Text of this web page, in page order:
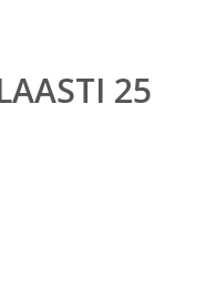
25